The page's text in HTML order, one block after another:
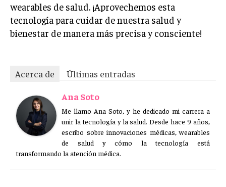
wearables de salud. ¡Aprovechemos esta
tecnología para cuidar de nuestra salud y
bienestar de manera más precisa y consciente!
Acerca de
Últimas entradas
Ana Soto
Me llamo Ana Soto, y he dedicado mi carrera a
unir la tecnología y la salud. Desde hace 9 años,
escribo sobre innovaciones médicas, wearables
de salud y cómo la tecnología está
transformando la atención médica.